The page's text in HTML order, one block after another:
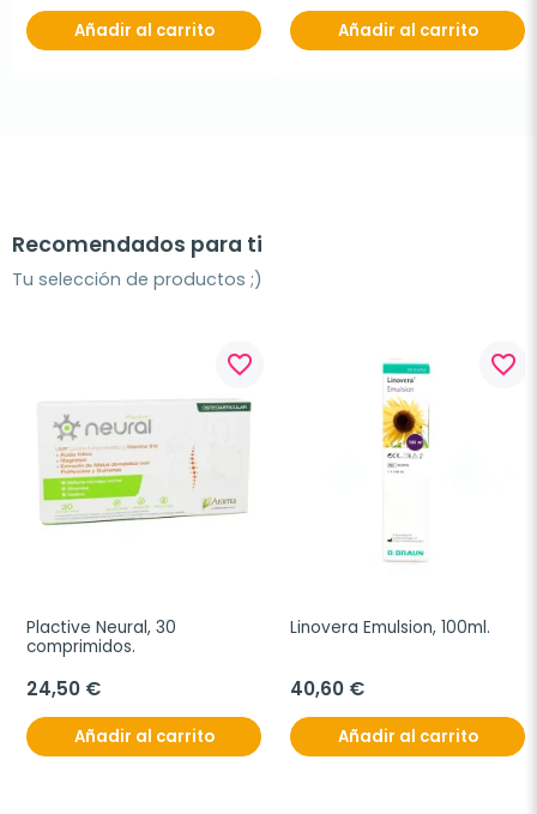
Añadir al carrito Añadir al carrito
Recomendados para ti
Tu selección de productos ;)
favorite_border
Plactive Neural, 30
comprimidos.
24,50 €
Añadir al carrito
favorite_border
Linovera Emulsion, 100ml.
40,60 €
Añadir al carrito